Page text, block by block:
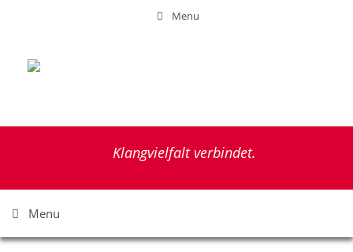
Menu
Klangvielfalt verbindet.
Menu